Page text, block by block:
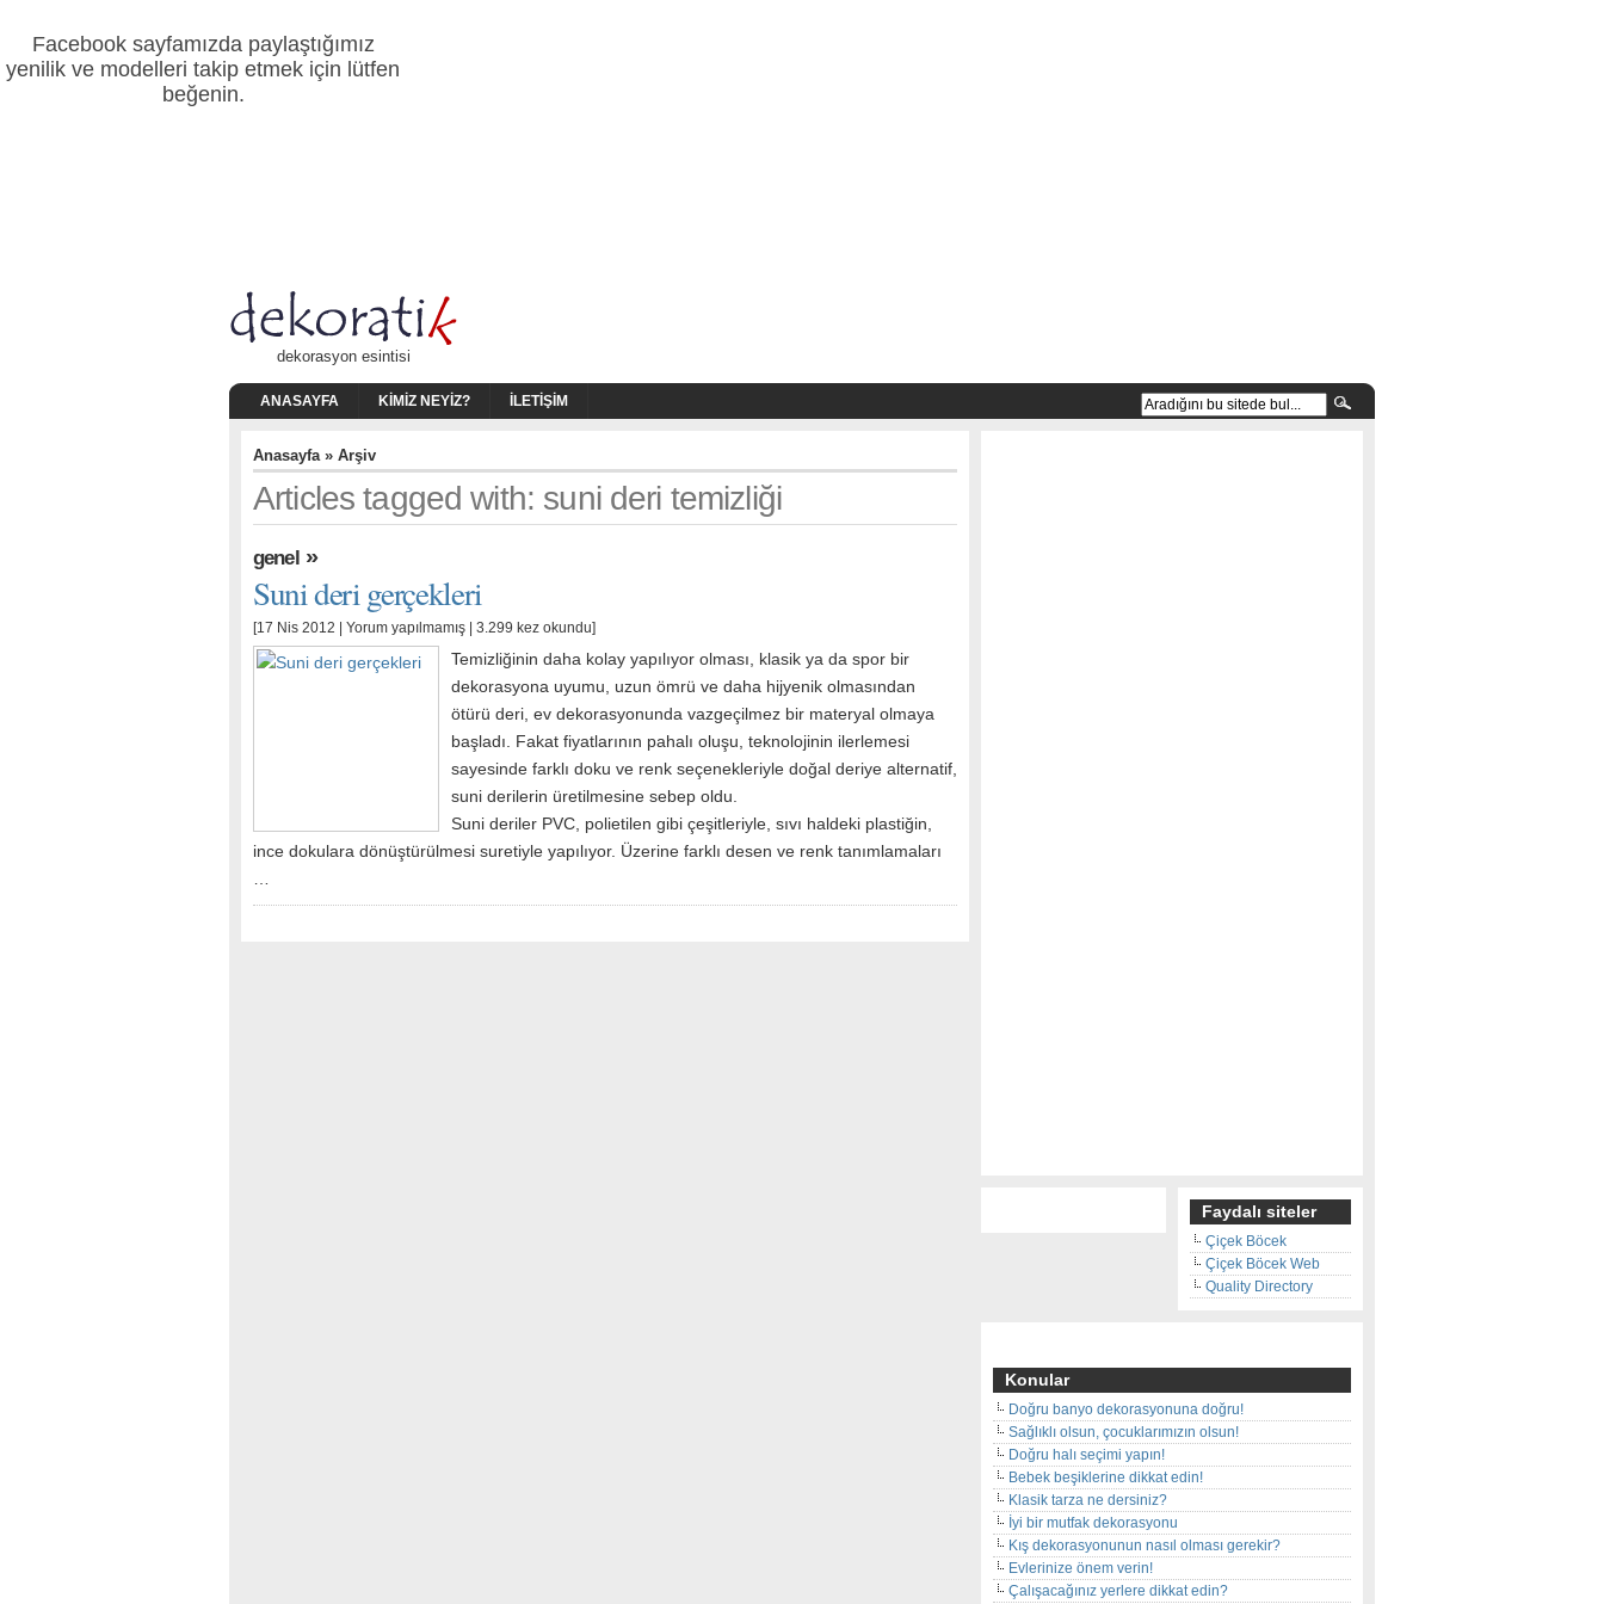
Facebook sayfamızda paylaştığımız
yenilik ve modelleri takip etmek için lütfen
beğenin.
dekorasyon esintisi
ANASAYFA KIMIZ NEYIZ? İLETIŞIM
Anasayfa» Arşiv
Articles tagged with: suni deri temizliği
genel»
Suni deri gerçekleri
[17 Nis 2012 | Yorum yapılmamış | 3.299 kez okundu]
Temizliğinin daha kolay yapılıyor olması, klasik ya da spor bir
dekorasyona uyumu, uzun ömrü ve daha hijyenik olmasından
ötürü deri, ev dekorasyonunda vazgeçilmez bir materyal olmaya
başladı. Fakat fiyatlarının pahalı oluşu, teknolojinin ilerlemesi
sayesinde farklı doku ve renk seçenekleriyle doğal deriye alternatif,
suni derilerin üretilmesine sebep oldu.
Suni deriler PVC, polietilen gibi çeşitleriyle, sıvı haldeki plastiğin,
ince dokulara dönüştürülmesi suretiyle yapılıyor. Üzerine farklı desen ve renk tanımlamaları
…
Faydalı siteler
Çiçek Böcek
Çiçek Böcek Web
Quality Directory
Konular
Doğru banyo dekorasyonuna doğru!
Sağlıklı olsun, çocuklarımızın olsun!
Doğru halı seçimi yapın!
Bebek beşiklerine dikkat edin!
Klasik tarza ne dersiniz?
İyi bir mutfak dekorasyonu
Kış dekorasyonunun nasıl olması gerekir?
Evlerinize önem verin!
Çalışacağınız yerlere dikkat edin?